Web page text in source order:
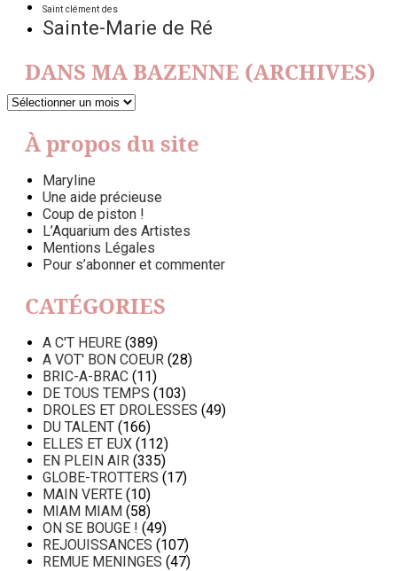
Saint clément des
Sainte-Marie de Ré
DANS MA BAZENNE (ARCHIVES)
DANS
BAZENNE
(ARCHIVES)
À propos du site
Maryline
Une aide précieuse
Coup de piston !
L’Aquarium des Artistes
Mentions Légales
Pour s’abonner et commenter
CATÉGORIES
A C'T HEURE (389)
A VOT' BON COEUR (28)
BRIC-A-BRAC (11)
DE TOUS TEMPS (103)
DROLES ET DROLESSES (49)
DU TALENT (166)
ELLES ET EUX (112)
EN PLEIN AIR (335)
GLOBE-TROTTERS (17)
MAIN VERTE (10)
MIAM MIAM (58)
ON SE BOUGE ! (49)
REJOUISSANCES (107)
REMUE MENINGES (47)